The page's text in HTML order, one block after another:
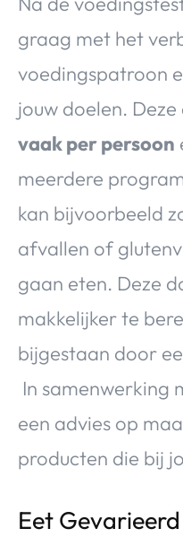
graag met het
voedingspatroon
jouw doelen. Deze
vaak per persoon
meerdere
kan bijvoorbeeld
afvallen of
gaan eten. Deze
makkelijker te
bijgestaan door
In samenwerking
een advies op
producten die bij
Eet Gevarieerd